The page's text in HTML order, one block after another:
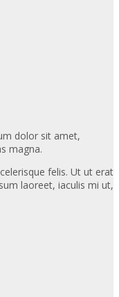
dolor sit amet,
magna.
felis. Ut ut erat
laoreet, iaculis mi ut,